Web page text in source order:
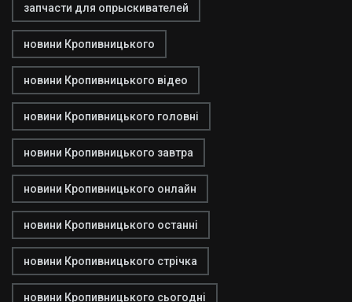
запчасти для опрыскивателей
новини Кропивницького
новини Кропивницького відео
новини Кропивницького головні
новини Кропивницького завтра
новини Кропивницького онлайн
новини Кропивницького останні
новини Кропивницького стрічка
новини Кропивницького сьогодні